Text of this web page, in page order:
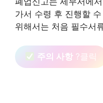
가서 수령 후 진행할
위해서는 처음 필수서
주의 사항 ?클릭